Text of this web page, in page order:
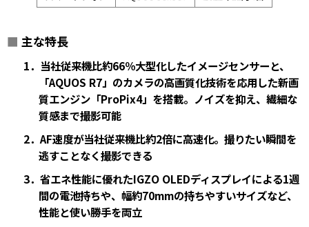
■ 主な特長
1．当社従来機比約66％大型化したイメージセンサーと、
「AQUOS R7」のカメラの高画質化技術を応用した新画
質エンジン「ProPix4」を搭載。ノイズを抑え、繊細な
質感まで撮影可能
2．AF速度が当社従来機比約2倍に高速化。撮りたい瞬間を
逃すことなく撮影できる
3．省エネ性能に優れたIGZO OLEDディスプレイによる1週
間の電池持ちや、幅約70mmの持ちやすいサイズなど、
性能と使い勝手を両立